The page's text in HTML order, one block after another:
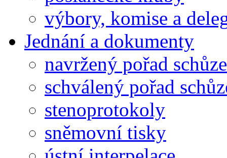
výbory, komise a
Jednání a dokumenty
navržený pořad schůze
schválený pořad
stenoprotokoly
sněmovní tisky